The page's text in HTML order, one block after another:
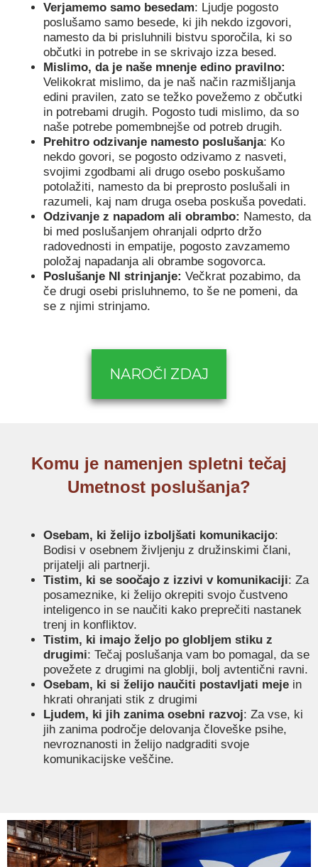
Verjamemo samo besedam: Ljudje pogosto
poslušamo samo besede, ki jih nekdo izgovori,
namesto da bi prisluhnili bistvu sporočila, ki so
občutki in potrebe in se skrivajo izza besed.
Mislimo, da je naše mnenje edino pravilno:
Velikokrat mislimo, da je naš način razmišljanja
edini pravilen, zato se težko povežemo z občutki
in potrebami drugih. Pogosto tudi mislimo, da so
naše potrebe pomembnejše od potreb drugih.
Prehitro odzivanje namesto poslušanja: Ko
nekdo govori, se pogosto odzivamo z nasveti,
svojimi zgodbami ali drugo osebo poskušamo
potolažiti, namesto da bi preprosto poslušali in
razumeli, kaj nam druga oseba poskuša povedati.
Odzivanje z napadom ali obrambo: Namesto, da
bi med poslušanjem ohranjali odprto držo
radovednosti in empatije, pogosto zavzamemo
položaj napadanja ali obrambe sogovorca.
Poslušanje NI strinjanje: Večkrat pozabimo, da
če drugi osebi prisluhnemo, to še ne pomeni, da
se z njimi strinjamo.
NAROČI ZDAJ
Komu je namenjen spletni tečaj
Umetnost poslušanja?
Osebam, ki želijo izboljšati komunikacijo:
Bodisi v osebnem življenju z družinskimi člani,
prijatelji ali partnerji.
Tistim, ki se soočajo z izzivi v komunikaciji: Za
posameznike, ki želijo okrepiti svojo čustveno
inteligenco in se naučiti kako preprečiti nastanek
trenj in konfliktov.
Tistim, ki imajo željo po globljem stiku z
drugimi: Tečaj poslušanja vam bo pomagal, da se
povežete z drugimi na globlji, bolj avtentični ravni.
Osebam, ki si želijo naučiti postavljati meje in
hkrati ohranjati stik z drugimi
Ljudem, ki jih zanima osebni razvoj: Za vse, ki
jih zanima področje delovanja človeške psihe,
nevroznanosti in želijo nadgraditi svoje
komunikacijske veščine.